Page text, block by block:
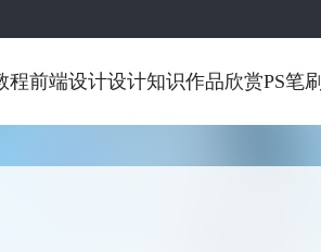
程前端设计设计知识作品欣赏PS笔刷